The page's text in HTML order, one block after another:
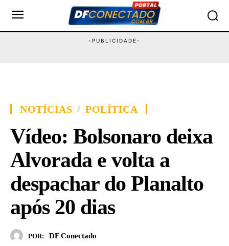
NOTÍCIAS POLÍTICA
Vídeo: Bolsonaro deixa
Alvorada e volta a
despachar do Planalto
após 20 dias
POR: DF Conectado